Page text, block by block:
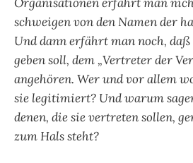
schweigen von den Namen der
Und dann erfährt man noch, daß
geben soll, dem „Vertreter der
angehören. Wer und vor allem
sie legitimiert? Und warum
denen, die sie vertreten sollen,
zum Hals steht?